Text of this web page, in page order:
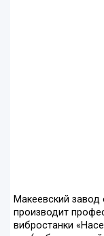
Макеевский завод
производит
вибростанки